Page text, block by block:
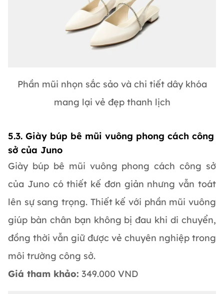
Phần mũi nhọn sắc sảo và chi tiết dây khóa
mang lại vẻ đẹp thanh lịch
5.3. Giày búp bê mũi vuông phong cách công
sở của Juno
Giày búp bê mũi vuông phong cách công sở
của Juno có thiết kế đơn giản nhưng vẫn toát
lên sự sang trọng. Thiết kế với phần mũi vuông
giúp bàn chân bạn không bị đau khi di chuyển,
đồng thời vẫn giữ được vẻ chuyên nghiệp trong
môi trường công sở.
Giá tham khảo: 349.000 VND